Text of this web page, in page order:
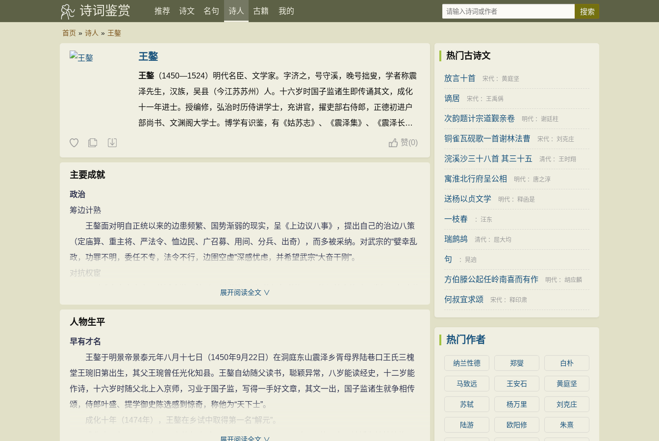
诗词鉴赏 推荐 诗文 名句 诗人 古籍 我的
首页 » 诗人 » 王鏊
王鏊
王鏊（1450—1524）明代名臣、文学家。字济之，号守溪，晚号拙叟，学者称震
泽先生，汉族，吴县（今江苏苏州）人。十六岁时国子监诸生即传诵其文，成化
十一年进士。授编修，弘治时历侍讲学士，充讲官，擢吏部右侍郎，正德初进户
部尚书、文渊阁大学士。博学有识鉴，有《姑苏志》、《震泽集》、《震泽长
赞(0)
主要成就
政治
筹边计熟
王鏊面对明自正统以来的边患频繁、国势渐弱的现实，呈《上边议八事》，提出自己的治边八策
（定庙算、重主将、严法令、恤边民、广召募、用间、分兵、出奇），而多被采纳。对武宗的“嬖幸乱
政，功罪不明，委任不专，法令不行，边圉空虚”深感忧虑，并希望武宗“大奋干刚”。
对抗权宦
面对武宗宠幸宦官、荒淫冶游，特别是刘瑾等“八虎”的倒行逆施，王鏊与韩文等敢于发奸。但这件
事终因“八虎”向武宗“乞命”而发生逆转，结果是刘瑾掌司礼监，大学士刘健、谢迁被迫致仕，刘、谢、
韩等五十三人还被诬结党，后韩文被逮下锦衣狱，刘、谢被削籍，其后又夺诰敕。而在这场斗争中，
王鏊却入阁，虽然正德四年四月，他又不得不致仕，却得到了善终。嘉靖初，他在《谢存问疏》中曾
说：“适值逆瑾盗政，播弄威福，臣力既不能沮抑，性又不善诡，随不得已乞身而退。”他在《我生》一
诗中写道：“委顺齐宠辱，冥怀无丑好。得之亦不惊，失之曾不懊。”由此可见，王鏊立朝，有执政才
能，不乏正义感，但明哲自守的处世哲学依然很明显。
深睹民苦
王鏊归乡后，目睹吴中重赋之苦，作《吴中赋税书与巡抚李司空》，精辟剖析了吴中重赋之形
展开阅读全文 ∨
人物生平
早有才名
王鏊于明景帝景泰元年八月十七日（1450年9月22日）在洞庭东山震泽乡胥母界陆巷口王氏三槐
堂王琬旧第出生，其父王琬曾任光化知县。王鏊自幼随父读书，聪颖异常，八岁能读经史，十二岁能
作诗，十六岁时随父北上入京师，习业于国子监，写得一手好文章，其文一出，国子监诸生就争相传
颂，侍郎叶盛、提学御史陈选感到惊奇，称他为“天下士”。
成化十年（1474年），王鏊在乡试中取得第一名“解元”。
成化十一年（1475年），在礼部会试又取得第一名“会元”，殿试一甲第三名，被授为翰林编修，
热门古诗文
放言十首 宋代 ： 黄庭坚
谪居 宋代 ： 王禹偁
次韵题计宗道觐亲卷 明代 ： 谢廷柱
铜雀瓦砚歌一首谢林法曹 宋代 ： 刘克庄
浣溪沙三十八首 其三十五 清代 ： 王时翔
寓淮北行府呈公相 明代 ： 唐之淳
送杨以贞文学 明代 ： 释函是
一枝春 ： 汪东
瑞鹧鸪 清代 ： 屈大均
句 ： 晃逈
方伯滕公起任岭南喜而有作 明代 ： 胡应麟
何叔宜求颂 宋代 ： 释印肃
热门作者
纳兰性德 郑燮 白朴
马致远 王安石 黄庭坚
苏轼 杨万里 刘克庄
陆游 欧阳修 朱熹